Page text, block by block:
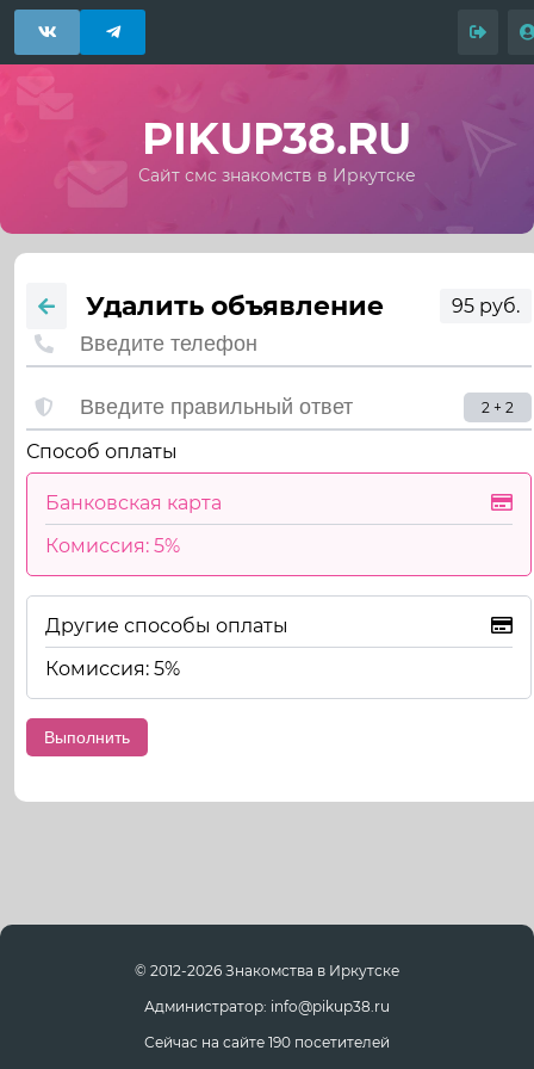
PIKUP38.RU
Сайт смс знакомств в Иркутске
Удалить объявление 95 руб.
2 + 2
Способ оплаты
Банковская карта
Комиссия: 5%
Другие способы оплаты
Комиссия: 5%
© 2012-2026 Знакомства в Иркутске
Администратор: info@pikup38.ru
Сейчас на сайте 190 посетителей